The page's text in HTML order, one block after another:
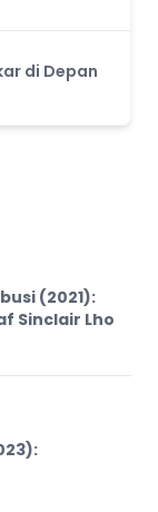
di Depan
(2021):
Sinclair Lho